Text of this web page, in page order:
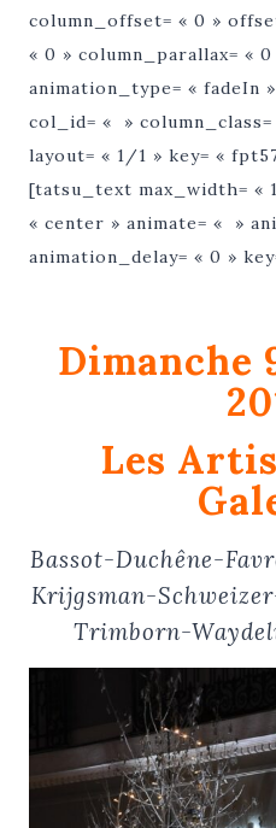
column_offset= « 0 »
« 0 » column_parallax= « 0
animation_type= « fadeIn
col_id= « »
layout= « 1/1 » key= «
[tatsu_text max_width= «
« center » animate= « »
animation_delay= « 0 »
Dimanche
Les
Bassot-Duchêne-
Krijgsman-
Trimborn-